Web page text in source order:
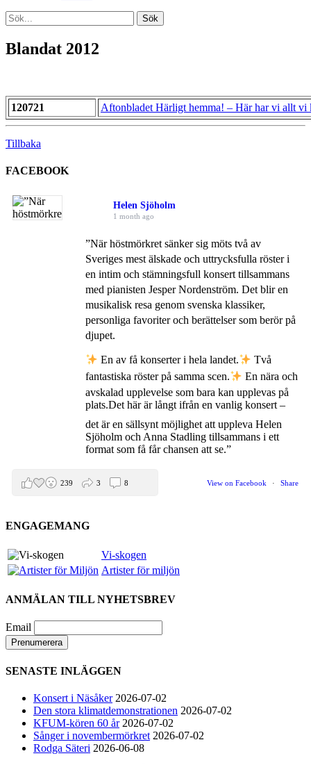
Search
Sök
efter:
[label]
Blandat 2012
120721 Aftonbladet Härligt hemma! – Här har vi allt vi
Tillbaka
FACEBOOK
Helen Sjöholm
1 month ago
”När höstmörkret sänker sig möts två av
Sveriges mest älskade och uttrycksfulla röster i
en intim och stämningsfull konsert tillsammans
med pianisten Jesper Nordenström. Det blir en
musikalisk resa genom svenska klassiker,
personliga favoriter och berättelser som berör på
djupet.
En av få konserter i hela landet.
Två
fantastiska röster på samma scen.
En nära och
avskalad upplevelse som bara kan upplevas på
plats.Det här är långt ifrån en vanlig konsert –
det är en sällsynt möjlighet att uppleva Helen
Sjöholm och Anna Stadling tillsammans i ett
format som få får chansen att se.”
View on Facebook · Share
239 3 8
Den 5 juni blir det skön konsert med Nimbus på
Nimbus är Melvin Andreassen/ Adil Backman &
Ruben Granditsky och de är för kvällen
Helen Sjöholm
2 months ago
ENGAGEMANG
Vi-skogen
Artister för miljön
ANMÄLAN TILL NYHETSBREV
Email
SENASTE INLÄGGEN
Konsert i Näsåker 2026-07-02
Den stora klimatdemonstrationen 2026-07-02
KFUM-kören 60 år 2026-07-02
Sånger i novembermörkret 2026-07-02
Rodga Säteri 2026-06-08